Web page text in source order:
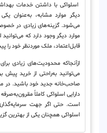
اسلواکی با داشتن خدمات
دیگر موارد مشابه، به‌عنوان
می‌شود. گزینه‌های زیادی در خصوص
موارد دیگر وجود دارد که
قابل‌اعتماد، ملک موردنظر خود را
ازآنجاکه محدودیت‌های زیادی
می‌توانید به‌راحتی از خرید پیش
صاحب‌خانه جدید خود باشید. در
دارایی اسلواکی کاملاً
است. حتی اگر جهت
اسلواکی همچنان یکی از بهترین